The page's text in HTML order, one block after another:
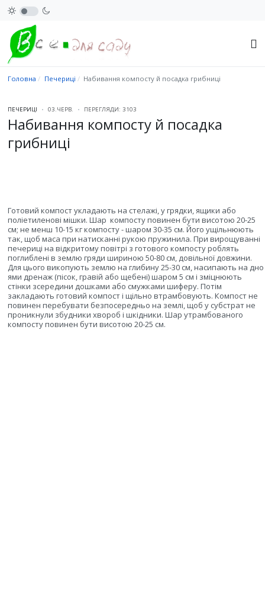
Головна Печериці Набивання компосту й посадка грибниці
ПЕЧЕРИЦІ 03.ЧЕРВ. ПЕРЕГЛЯДИ: 3103
Набивання компосту й посадка
грибниці
Готовий компост укладають на стелажі, у грядки, ящики або
поліетиленові мішки. Шар компосту повинен бути висотою 20-25
см; не менш 10-15 кг компосту - шаром 30-35 см. Його ущільнюють
так, щоб маса при натисканні рукою пружинила. При вирощуванні
печериці на відкритому повітрі з готового компосту роблять
поглиблені в землю гряди шириною 50-80 см, довільної довжини.
Для цього викопують землю на глибину 25-30 см, насипають на дно
ями дренаж (пісок, гравій або щебені) шаром 5 см і зміцнюють
стінки зсередини дошками або смужками шиферу. Потім
закладають готовий компост і щільно втрамбовують. Компост не
повинен перебувати безпосередньо на землі, щоб у субстрат не
проникнули збудники хвороб і шкідники. Шар утрамбованого
компосту повинен бути висотою 20-25 см.